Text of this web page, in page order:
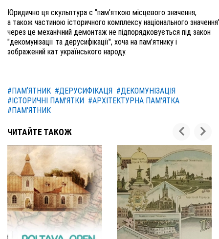
Юридично ця скульптура є "пам’яткою місцевого значення,
а також частиною історичного комплексу національного
через це механічний демонтаж не підпорядковується під закон
"декомунізації та дерусифікації", хоча на пам’ятнику і
зображений кат українського народу.
#ПАМʼЯТНИК #ДЕРУСИФІКАЦЯ #ДЕКОМУНІЗАЦІЯ
#ІСТОРИЧНІ ПАМ'ЯТКИ #АРХІТЕКТУРНА ПАМ'ЯТКА
#ПАМ'ЯТНИК
ЧИТАЙТЕ ТАКОЖ